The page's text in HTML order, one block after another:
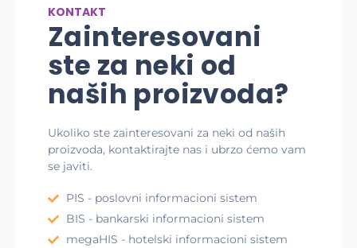
KONTAKT
Zainteresovani
ste za neki od
naših proizvoda?
Ukoliko ste zainteresovani za neki od naših
proizvoda, kontaktirajte nas i ubrzo ćemo vam
se javiti.
PIS - poslovni informacioni sistem
BIS - bankarski informacioni sistem
megaHIS - hotelski informacioni sistem